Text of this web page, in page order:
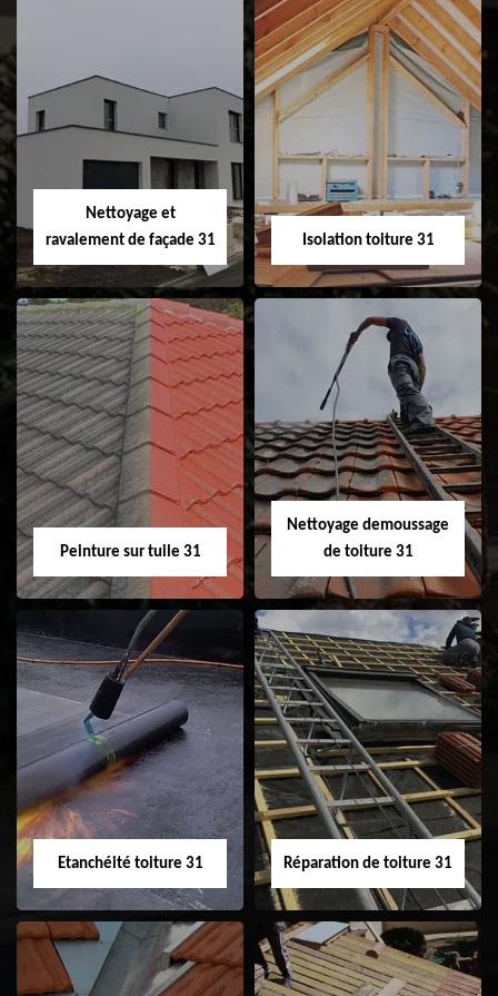
Pose et
changement de
fenêtre de toit et
Velux 31
Nettoyage et pose
Nettoyage et
ravalement de façade 31
Nettoyage et
ravalement de
façade 31
Isolation toiture 31
Isolation toiture 31
Peinture sur tuile 31
Peinture sur tuile
31
Nettoyage demoussage
de toiture 31
Nettoyage
demoussage de
toiture 31
Etanchéité toiture 31 Réparation de toiture 31